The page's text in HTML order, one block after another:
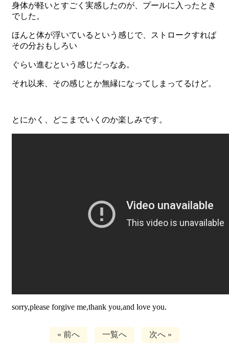
身体が軽いとすごく実感したのが、プールに入ったとき
でした。
ほんと体が浮いているという感じで、ストロークすれば
その分おもしろい
ぐらい進むという感じだっなあ。
それ以来、その感じとか無縁になってしまってるけど。
とにかく、どこまでいくのか楽しみです。
sorry,please forgive me,thank you,and love you.
« 前へ 一覧へ 次へ »